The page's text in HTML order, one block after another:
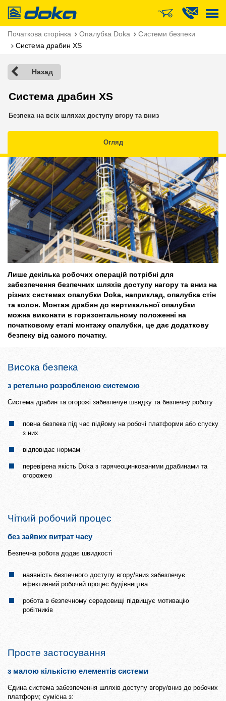
Doka
Початкова сторінка Опалубка Doka
Системи безпеки
Система драбин XS
Назад
Система драбин XS
Безпека на всіх шляхах доступу вгору та вниз
Огляд
Лише декілька робочих операцій потрібні для
забезпечення безпечних шляхів доступу нагору та вниз на
різних системах опалубки Doka, наприклад, опалубка стін
та колон. Монтаж драбин до вертикальної опалубки
можна виконати в горизонтальному положенні на
початковому етапі монтажу опалубки, це дає додаткову
безпеку від самого початку.
Висока безпека
з ретельно розробленою системою
Система драбин та огорожі забезпечуе швидку та безпечну роботу
повна безпека під час підйому на робочі платформи або спуску
з них
відповідає нормам
перевірена якість Doka з гарячеоцинкованими драбинами та
огорожею
Чіткий робочий процес
без зайвих витрат часу
Безпечна робота додає швидкості
наявність безпечного доступу вгору/вниз забезпечує
ефективний робочий процес будівництва
робота в безпечному середовищі підвищує мотивацію
робітників
Просте застосування
з малою кількістю елементів системи
Єдина система забезпечення шляхів доступу вгору/вниз до робочих
платформ; сумісна з: